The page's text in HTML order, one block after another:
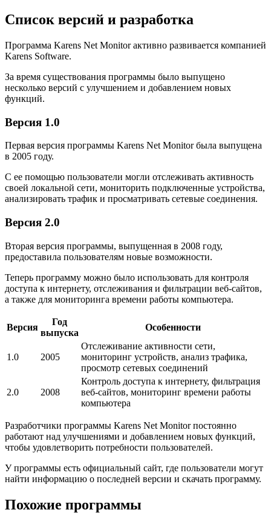
Список версий и разработка
Программа Karens Net Monitor активно развивается компанией
Karens Software.
За время существования программы было выпущено
несколько версий с улучшением и добавлением новых
функций.
Версия 1.0
Первая версия программы Karens Net Monitor была выпущена
в 2005 году.
С ее помощью пользователи могли отслеживать активность
своей локальной сети, мониторить подключенные устройства,
анализировать трафик и просматривать сетевые соединения.
Версия 2.0
Вторая версия программы, выпущенная в 2008 году,
предоставила пользователям новые возможности.
Теперь программу можно было использовать для контроля
доступа к интернету, отслеживания и фильтрации веб-сайтов,
а также для мониторинга времени работы компьютера.
Версия
Год
выпуска
Особенности
1.0 2005
Отслеживание активности сети,
мониторинг устройств, анализ трафика,
просмотр сетевых соединений
2.0 2008
Контроль доступа к интернету, фильтрация
веб-сайтов, мониторинг времени работы
компьютера
Разработчики программы Karens Net Monitor постоянно
работают над улучшениями и добавлением новых функций,
чтобы удовлетворить потребности пользователей.
У программы есть официальный сайт, где пользователи могут
найти информацию о последней версии и скачать программу.
Похожие программы